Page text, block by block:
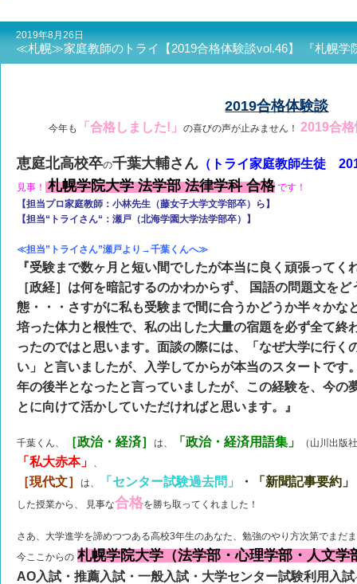
2019年8月26日
≪札幌≫家庭教師のトライ【2019合格体験談vol.46】 『札幌学
2019合格体験談
今年も 「合格しました!」の喜びの声が止みません！2019合
恵庭北高校卒の千葉大輔さん （トライ家庭教師生徒
見事！ 札幌学院大学 法学部 法律学科 合格です！
【担当プロ家庭教師：小林先生（藤女子大学文学部卒）ら】
【担当“トライさん“：瀬戸（北海学園大学法学部卒）】
≪担当”トライさん”瀬戸より→千葉くんへ≫
『受験まで数ヶ月と短い間でしたが本当に良く頑張ってく
［政経］は何を暗記するのかわからず、 国語の問題文を
態・・・さすがに私も受験まで間に合うかどうか半々かな
培った体力と根性で、私の出した大量の宿題を必ず全て終
ったのではと思います。面談の際には、「なぜ大学に行く
い」と言いましたが、入学してからが本当のスタートです
年の後半となったと言っていましたが、この経験を、今の
とに向けて活かしていただければと思います。』
千葉くん、 ［政治・経済］ は、 「政治・経済用語集」 （山川出版
「私大赤本」 、
［現代文］ は、 「センター試験過去問」 ・ 「新聞記事要約」
した授業から、 見事な合格を勝ち取ってくれました！
さあ、大学進学を諦めつつある高校3年生のあなた、勉強のやり方次第でまだ
今ここからの 札幌学院大学（法学部・心理学部・人文学
AO入試・推薦入試・一般入試・大学センター試験利用入試